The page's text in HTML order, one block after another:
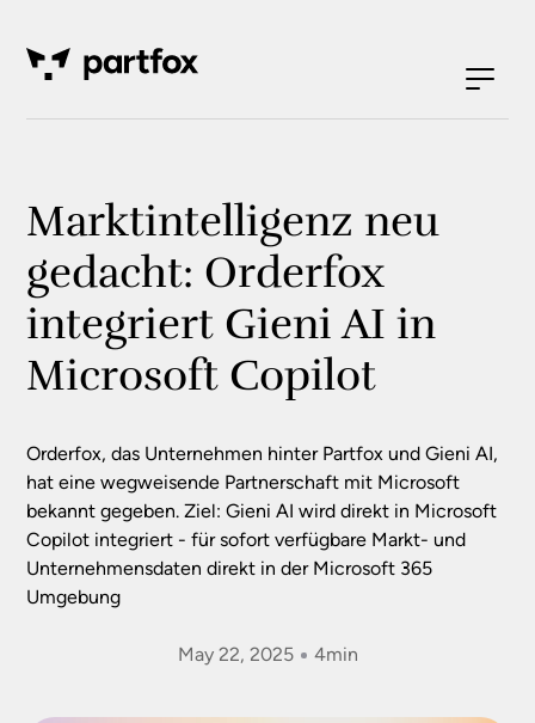
Marktintelligenz neu
gedacht: Orderfox
integriert Gieni AI in
Microsoft Copilot
Orderfox, das Unternehmen hinter Partfox und Gieni AI,
hat eine wegweisende Partnerschaft mit Microsoft
bekannt gegeben. Ziel: Gieni AI wird direkt in Microsoft
Copilot integriert - für sofort verfügbare Markt- und
Unternehmensdaten direkt in der Microsoft 365
Umgebung
May 22, 2025 4min